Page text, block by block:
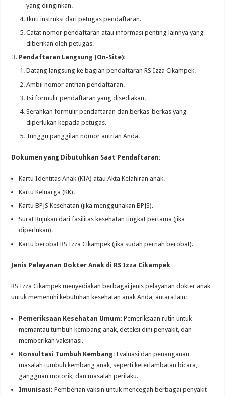
yang diinginkan.
Ikuti instruksi dari petugas pendaftaran.
Catat nomor pendaftaran atau informasi penting lainnya yang
diberikan oleh petugas.
Pendaftaran Langsung (On-Site):
Datang langsung ke bagian pendaftaran RS Izza Cikampek.
Ambil nomor antrian pendaftaran.
Isi formulir pendaftaran yang disediakan.
Serahkan formulir pendaftaran dan berkas-berkas yang
diperlukan kepada petugas.
Tunggu panggilan nomor antrian Anda.
Dokumen yang Dibutuhkan Saat Pendaftaran:
Kartu Identitas Anak (KIA) atau Akta Kelahiran anak.
Kartu Keluarga (KK).
Kartu BPJS Kesehatan (jika menggunakan BPJS).
Surat Rujukan dari fasilitas kesehatan tingkat pertama (jika
diperlukan).
Kartu berobat RS Izza Cikampek (jika sudah pernah berobat).
Jenis Pelayanan Dokter Anak di RS Izza Cikampek
RS Izza Cikampek menyediakan berbagai jenis pelayanan dokter anak
untuk memenuhi kebutuhan kesehatan anak Anda, antara lain:
Pemeriksaan Kesehatan Umum: Pemeriksaan rutin untuk
memantau tumbuh kembang anak, deteksi dini penyakit, dan
memberikan vaksinasi.
Konsultasi Tumbuh Kembang: Evaluasi dan penanganan
masalah tumbuh kembang anak, seperti keterlambatan bicara,
gangguan motorik, dan masalah perilaku.
Imunisasi: Pemberian vaksin untuk mencegah berbagai penyakit